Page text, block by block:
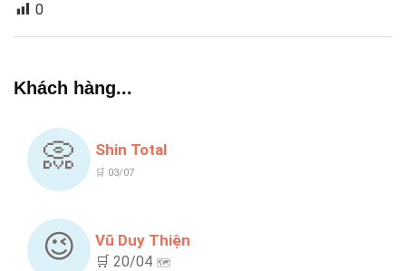
0
Khách hàng...
📀 Shin Total
🛒 03/07
😉 Vũ Duy Thiện
🛒 20/04 🗺️